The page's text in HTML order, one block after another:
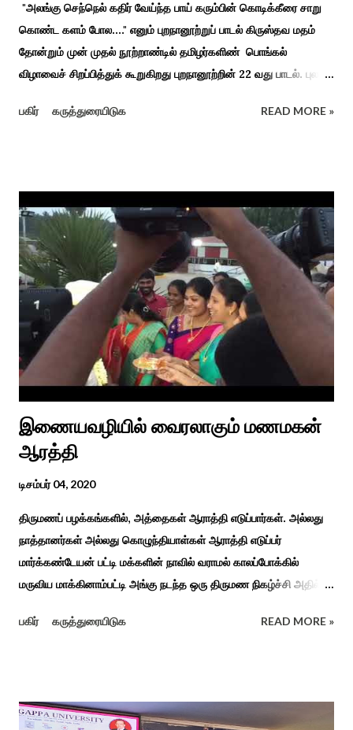
"அலங்கு செந்நெல் கதிர் வேய்ந்த பாய் கரும்பின் கொடிக்கீரை சாறு
கொண்ட களம் போல...." எனும் புறநானூற்றுப் பாடல் கிருஸ்தவ மதம்
தோன்றும் முன் முதல் நூற்றாண்டில் தமிழர்களிண் பொங்கல்
விழாவைச் சிறப்பித்துக் கூறுகிறது புறநானூற்றின் 22 வது பாடல். புலவர்
பொங்கல் விழாவை விவரிக்கிறார். நற்றிணை, குறுந்தொகை,
சங்க இலக்கியங்களுக்கு பின் காலகட்டத்திலும் 'புதுக்கலத்து எழுந்த
தீம்பால் பொங்கல்' என சிறப்பிக்கும் சீவக சிந்தாமணி. காலங்கள்
தோறும் தமிழர்களின் வாழ்வியல் அங்கமாக உள்ள பொங்கல் விழாவில்
தமிழர்கள் சொந்த பிள்ளைகளைப் போல கால்நடைகளை வளர்த்துப்
போற்றி உடன் விளையாடி மகிழ்வதும் இயற்கையுடன் இணைந்த
இயந்திரம் இல்லாத கால வாழ்க்கை முறையாகும். தொடர்ந்து உற்றார்
உறவுகளைக் கண்டு மகிழும் காணும் பொங்கல் இயற்கை, வாழ்வியல்
முறை, உறவுகள் சார்ந்த உயிர்ப்பான ...
பகிர் கருத்துரையிடுக READ MORE »
இணையவழியில் வைரலாகும் மணமகன்
ஆரத்தி
டிசம்பர் 04, 2020
திருமணப் பழக்கங்களில், அத்தைகள் ஆராத்தி எடுப்பார்கள். அல்லது
நாத்தானர்கள் அல்லது கொழுந்தியாள்கள் ஆராத்தி எடுப்பர்
மார்க்கண்டேயன் பட்டி மக்களின் நாவில் வராமல் காலப்போக்கில்
மருவிய மாக்கினாம்பட்டி அங்கு நடந்த ஒரு திருமண நிகழ்ச்சி அதில்
ஆராத்தியெடுத்த கொழுந்தியாள்கள் பாடிய ஆராத்தி பாட்டு ஒன்று 30
வைரலாகிகி யது. தமிழகத்தில் ஒவ்வொரு குடும்பத்திற்கும் திருமணப்
பகிர் கருத்துரையிடுக READ MORE »